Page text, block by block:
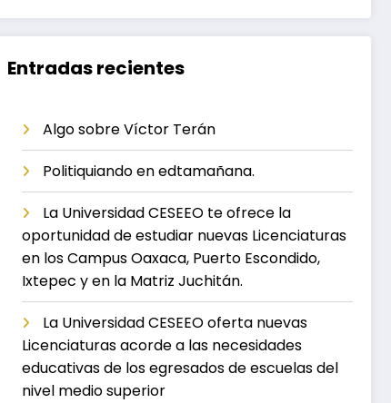
Entradas recientes
Algo sobre Víctor Terán
Politiquiando en edtamañana.
La Universidad CESEEO te ofrece la
oportunidad de estudiar nuevas Licenciaturas
en los Campus Oaxaca, Puerto Escondido,
Ixtepec y en la Matriz Juchitán.
La Universidad CESEEO oferta nuevas
Licenciaturas acorde a las necesidades
educativas de los egresados de escuelas del
nivel medio superior